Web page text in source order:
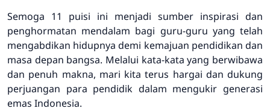
Semoga 11 puisi ini menjadi sumber inspirasi dan
penghormatan mendalam bagi guru-guru yang telah
mengabdikan hidupnya demi kemajuan pendidikan dan
masa depan bangsa. Melalui kata-kata yang berwibawa
dan penuh makna, mari kita terus hargai dan dukung
perjuangan para pendidik dalam mengukir generasi
emas Indonesia.